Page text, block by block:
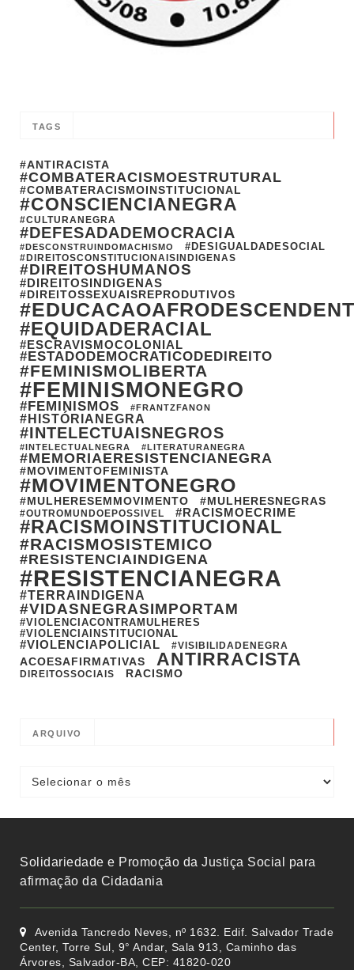
TAGS
#ANTIRACISTA
#COMBATERACISMOESTRUTURAL
#COMBATERACISMOINSTITUCIONAL
#CONSCIENCIANEGRA
#CULTURANEGRA
#DEFESADADEMOCRACIA
#DESCONSTRUINDOMACHISMO #DESIGUALDADESOCIAL
#DIREITOSCONSTITUCIONAISINDIGENAS
#DIREITOSHUMANOS
#DIREITOSINDIGENAS
#DIREITOSSEXUAISREPRODUTIVOS
#EQUIDADERACIAL
#ESCRAVISMOCOLONIAL
#ESTADODEMOCRATICODEDIREITO
#FEMINISMOLIBERTA
#FEMINISMONEGRO
#FEMINISMOS #FRANTZFANON
#HISTÓRIANEGRA
#INTELECTUAISNEGROS
#INTELECTUALNEGRA #LITERATURANEGRA
#MEMORIAERESISTENCIANEGRA
#MOVIMENTOFEMINISTA
#MOVIMENTONEGRO
#MULHERESEMMOVIMENTO #MULHERESNEGRAS
#OUTROMUNDOEPOSSIVEL #RACISMOECRIME
#RACISMOINSTITUCIONAL
#RACISMOSISTEMICO
#RESISTENCIAINDIGENA
#RESISTENCIANEGRA
#TERRAINDIGENA
#VIDASNEGRASIMPORTAM
#VIOLENCIACONTRAMULHERES
#VIOLENCIAINSTITUCIONAL
#VIOLENCIAPOLICIAL #VISIBILIDADENEGRA
ACOESAFIRMATIVAS ANTIRRACISTA
DIREITOSSOCIAIS RACISMO
ARQUIVO
Solidariedade e Promoção da Justiça Social para
afirmação da Cidadania
Avenida Tancredo Neves, nº 1632. Edif. Salvador Trade
Center, Torre Sul, 9° Andar, Sala 913, Caminho das
Árvores, Salvador-BA, CEP: 41820-020